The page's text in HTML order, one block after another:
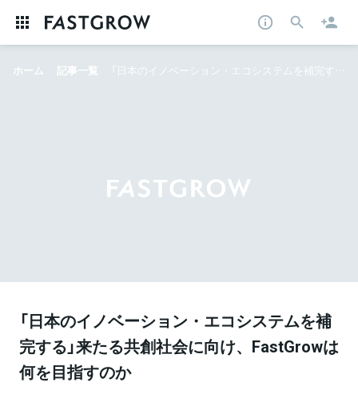
ホーム 記事一覧 「日本のイノベーション・エコシステムを補完する」来たる共創社会に向け、FastGrowは何を目指すのか
「日本のイノベーション・エコシステムを補
完する」来たる共創社会に向け、FastGrowは
何を目指すのか